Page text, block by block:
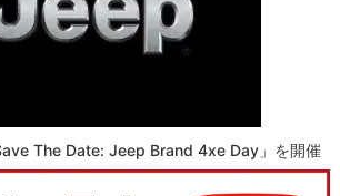
The Date: Jeep Brand 4xe Day」を開催